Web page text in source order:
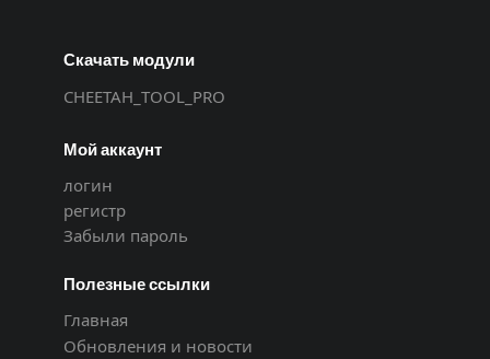
Скачать модули
CHEETAH_TOOL_PRO
Мой аккаунт
логин
регистр
Забыли пароль
Полезные ссылки
Главная
Обновления и новости